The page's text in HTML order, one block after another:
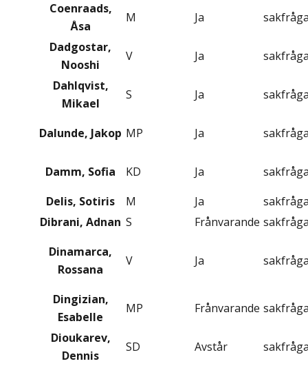
Coenraads,
Åsa
M Ja
Dadgostar,
Nooshi
V Ja
Dahlqvist,
Mikael
S Ja
Dalunde, Jakop MP Ja
Damm, Sofia KD Ja
Delis, Sotiris
M Ja
Dibrani, Adnan S Frånvarande
Dinamarca,
Rossana
V Ja
Dingizian,
Esabelle
MP Frånvarande
Dioukarev,
Dennis
SD Avstår